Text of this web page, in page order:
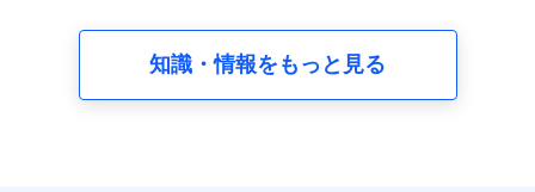
の内容、保険料、保険料のお支払方法、車のメーカーや
走行距離などの情報、建物の構造や築年数などの情報、
知識・情報をもっと見る